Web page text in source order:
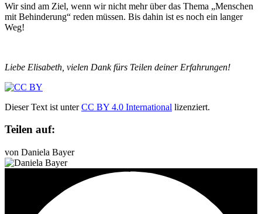
Wir sind am Ziel, wenn wir nicht mehr über das Thema „Menschen
mit Behinderung“ reden müssen. Bis dahin ist es noch ein langer
Weg!
Liebe Elisabeth, vielen Dank fürs Teilen deiner Erfahrungen!
Dieser Text ist unterCC BY 4.0 International lizenziert.
Teilen auf:
von Daniela Bayer